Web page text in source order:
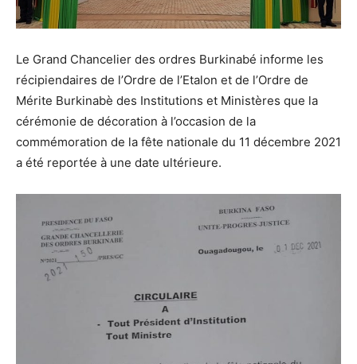
Le Grand Chancelier des ordres Burkinabé informe les
récipiendaires de l’Ordre de l’Etalon et de l’Ordre de
Mérite Burkinabè des Institutions et Ministères que la
cérémonie de décoration à l’occasion de la
commémoration de la fête nationale du 11 décembre 2021
a été reportée à une date ultérieure.